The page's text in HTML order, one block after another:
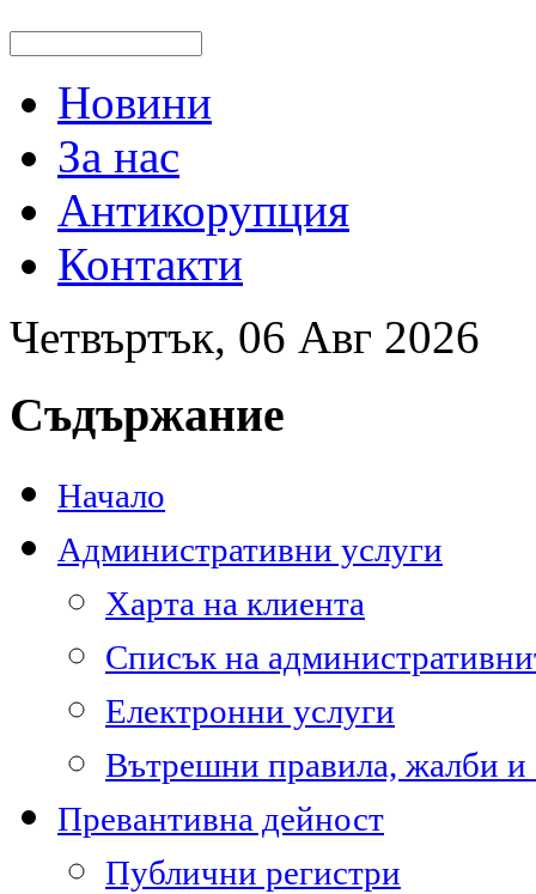
Новини
За нас
Антикорупция
Контакти
Четвъртък, 06 Авг 2026
Съдържание
Начало
Административни услуги
Харта на клиента
Списък на
Електронни услуги
Вътрешни правила, жалби и
Превантивна дейност
Публични регистри